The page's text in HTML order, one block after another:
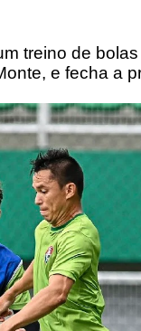
treino de
e fecha a